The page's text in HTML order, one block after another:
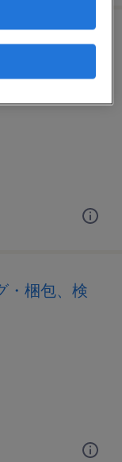
・梱包、そ
配・ルー
・梱包、検